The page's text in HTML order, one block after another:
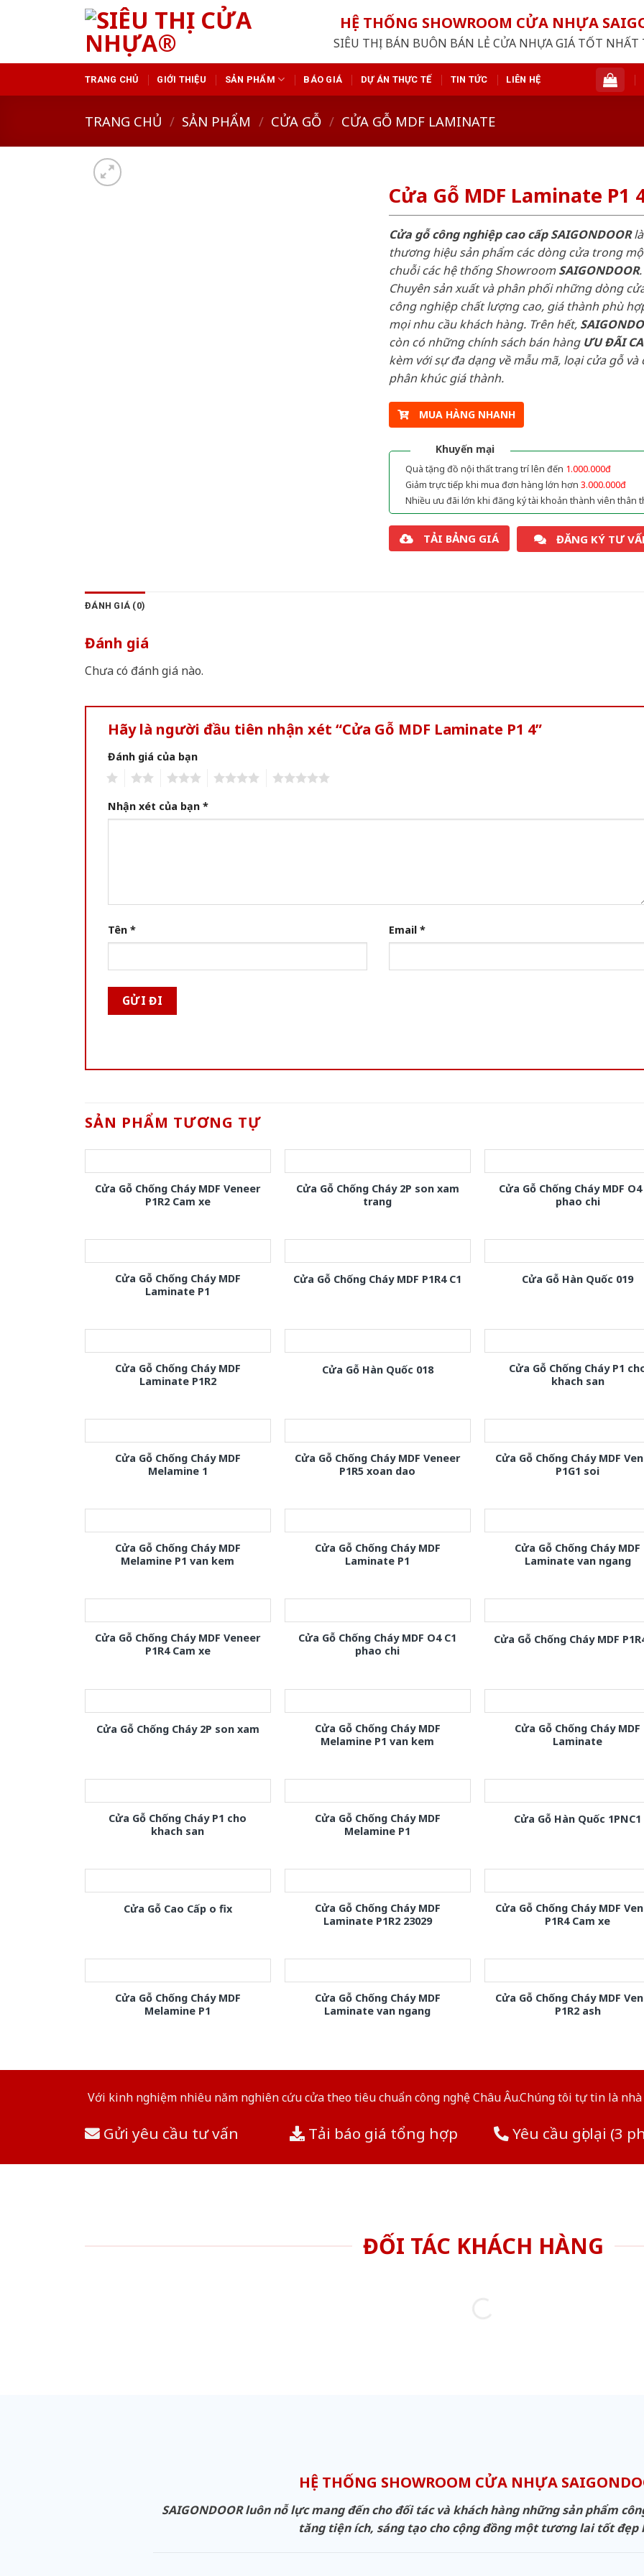
HỆ THỐNG SHOWROOM CỬA NHỰA
SIÊU THỊ BÁN BUÔN BÁN LẺ CỬA NHỰA GIÁ TỐT NHẤT
TRANG CHỦ GIỚI THIỆU SẢN PHẨM BÁO GIÁ DỰ ÁN THỰC TẾ TIN TỨC LIÊN HỆ
TRANG CHỦ / SẢN PHẨM / CỬA GỖ / CỬA GỖ MDF LAMINATE
Cửa Gỗ MDF Laminate P1
Cửa gỗ công nghiệp cao cấp SAIGONDOORlà
thương hiệu sản phẩm các dòng cửa trong
chuỗi các hệ thống ShowroomSAIGONDOOR.
Chuyên sản xuất và phân phối những dòng
công nghiệp chất lượng cao, giá thành phù
mọi nhu cầu khách hàng. Trên hết,
còn có những chính sách bán hàng ƯU ĐÃI
kèm với sự đa dạng về mẫu mã, loại cửa gỗ và
phân khúc giá thành.
MUA HÀNG NHANH
Khuyến mại
Quà tặng đồ nội thất trang trí lên đến 1.000.000đ
Giảm trực tiếp khi mua đơn hàng lớn hơn 3.000.000đ
Nhiều ưu đãi lớn khi đăng ký tài khoản thành viên thân
TẢI BẢNG GIÁ ĐĂNG KÝ TƯ
ĐÁNH GIÁ (0)
Đánh giá
Chưa có đánh giá nào.
Hãy là người đầu tiên nhận xét “Cửa Gỗ MDF Laminate P1 4”
Đánh giá của bạn
Nhận xét của bạn *
Tên * Email *
SẢN PHẨM TƯƠNG TỰ
Cửa Gỗ Chống Cháy MDF Veneer
P1R2 Cam xe
Cửa Gỗ Chống Cháy 2P son xam
trang
Cửa Gỗ Chống Cháy MDF O4
phao chi
Cửa Gỗ Chống Cháy MDF
Laminate P1
Cửa Gỗ Chống Cháy MDF P1R4 C1 Cửa Gỗ Hàn Quốc 019
Cửa Gỗ Chống Cháy MDF
Laminate P1R2
Cửa Gỗ Hàn Quốc 018
Cửa Gỗ Chống Cháy P1
khach san
Cửa Gỗ Chống Cháy MDF
Melamine 1
Cửa Gỗ Chống Cháy MDF Veneer
P1R5 xoan dao
Cửa Gỗ Chống Cháy MDF
P1G1 soi
Cửa Gỗ Chống Cháy MDF
Melamine P1 van kem
Cửa Gỗ Chống Cháy MDF
Laminate P1
Cửa Gỗ Chống Cháy MDF
Laminate van ngang
Cửa Gỗ Chống Cháy MDF Veneer
P1R4 Cam xe
Cửa Gỗ Chống Cháy MDF O4 C1
phao chi
Cửa Gỗ Chống Cháy MDF
Cửa Gỗ Chống Cháy 2P son xam
Cửa Gỗ Chống Cháy MDF
Melamine P1 van kem
Cửa Gỗ Chống Cháy MDF
Laminate
Cửa Gỗ Chống Cháy P1 cho
khach san
Cửa Gỗ Chống Cháy MDF
Melamine P1
Cửa Gỗ Hàn Quốc 1PNC1
Cửa Gỗ Cao Cấp o fix
Cửa Gỗ Chống Cháy MDF
Laminate P1R2 23029
Cửa Gỗ Chống Cháy MDF
P1R4 Cam xe
Cửa Gỗ Chống Cháy MDF
Melamine P1
Cửa Gỗ Chống Cháy MDF
Laminate van ngang
Cửa Gỗ Chống Cháy MDF
P1R2 ash
Với kinh nghiệm nhiêu năm nghiên cứu cửa theo tiêu chuẩn công nghệ Châu Âu.Chúng tôi tự tin là
Gửi yêu cầu tư vấn Tải báo giá tổng hợp Yêu cầu gọi lại (3
ĐỐI TÁC KHÁCH HÀNG
HỆ THỐNG SHOWROOM CỬA NHỰA
SAIGONDOOR luôn nỗ lực mang đến cho đối tác và khách hàng những sản phẩm
tăng tiện ích, sáng tạo cho cộng đồng một tương lai tốt đẹp